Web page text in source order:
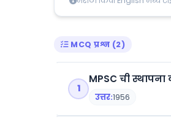
MCQ प्रश्न (2)
1
MPSC ची
उत्तर:1956